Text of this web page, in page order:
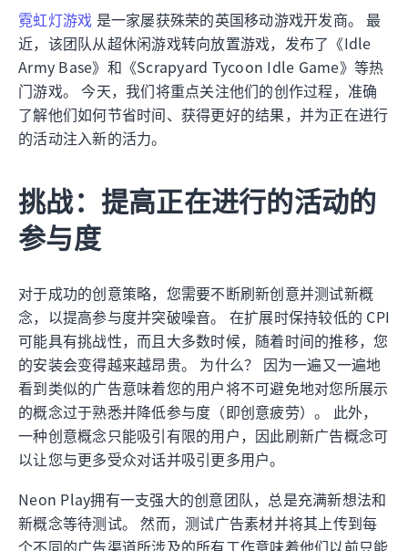
霓虹灯游戏 是一家屡获殊荣的英国移动游戏开发商。 最
近，该团队从超休闲游戏转向放置游戏，发布了《Idle
Army Base》和《Scrapyard Tycoon Idle Game》等热
门游戏。 今天，我们将重点关注他们的创作过程，准确
了解他们如何节省时间、获得更好的结果，并为正在进行
的活动注入新的活力。
挑战：提高正在进行的活动的
参与度
对于成功的创意策略，您需要不断刷新创意并测试新概
念，以提高参与度并突破噪音。 在扩展时保持较低的 CPI
可能具有挑战性，而且大多数时候，随着时间的推移，您
的安装会变得越来越昂贵。 为什么？ 因为一遍又一遍地
看到类似的广告意味着您的用户将不可避免地对您所展示
的概念过于熟悉并降低参与度（即创意疲劳）。 此外，
一种创意概念只能吸引有限的用户，因此刷新广告概念可
以让您与更多受众对话并吸引更多用户。
Neon Play拥有一支强大的创意团队，总是充满新想法和
新概念等待测试。 然而，测试广告素材并将其上传到每